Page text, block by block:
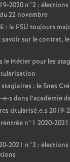
2020 n°2 : élections
22 novembre
: la FSU toujours
sur le contrat,
le Métier pour les
: le Snes
s dans l’académie
titularisé.e.s 2019-
n°1 2020-
2021 n°2 : élections